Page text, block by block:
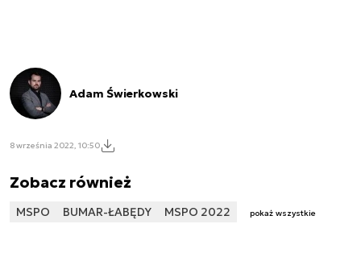
Adam Świerkowski
8 września 2022, 10:50
Zobacz również
MSPO BUMAR-ŁABĘDY MSPO 2022 pokaż wszystkie